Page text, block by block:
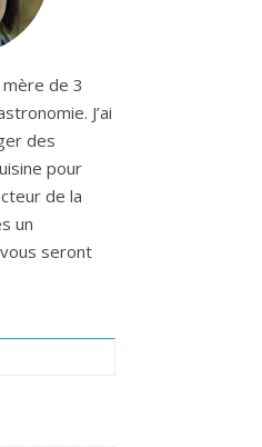
de 3
J’ai
des
pour
de la
un
seront